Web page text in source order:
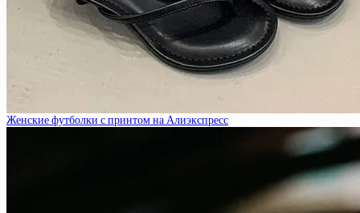
Женские футболки с принтом на Алиэкспресс